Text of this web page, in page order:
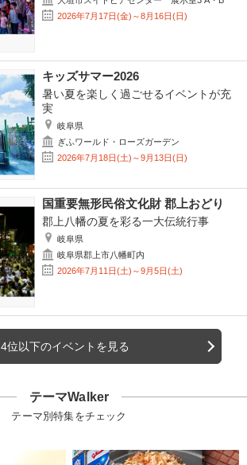
2026年7月17日(金)～8月16日(日)
キッズサマー2026
暑い夏を楽しく過ごせるイベントが充
実
岐阜県
ぎふワールド・ローズガーデン
2026年7月18日(土)～9月13日(日)
国重要無形民俗文化財 郡上おどり
郡上八幡の夏を彩る一大伝統行事
岐阜県
岐阜県郡上市八幡町内
2026年7月11日(土)～9月5日(土)
4位以下のイベントを見る
テーマWalker
テーマ別特集をチェック